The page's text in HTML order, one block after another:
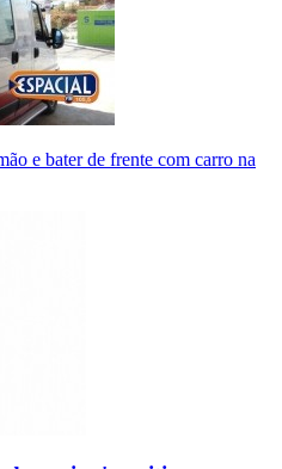
e bater de frente com carro na